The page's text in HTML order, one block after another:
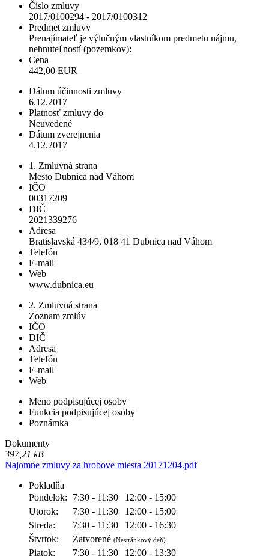
Číslo zmluvy
2017/0100294 - 2017/0100312
Predmet zmluvy
Prenajímateľ je výlučným vlastníkom predmetu nájmu,
nehnuteľností (pozemkov):
Cena
442,00 EUR
Dátum účinnosti zmluvy
6.12.2017
Platnosť zmluvy do
Neuvedené
Dátum zverejnenia
4.12.2017
1. Zmluvná strana
Mesto Dubnica nad Váhom
IČO
00317209
DIČ
2021339276
Adresa
Bratislavská 434/9, 018 41 Dubnica nad Váhom
Telefón
E-mail
Web
www.dubnica.eu
2. Zmluvná strana
Zoznam zmlúv
IČO
DIČ
Adresa
Telefón
E-mail
Web
Meno podpisujúcej osoby
Funkcia podpisujúcej osoby
Poznámka
Dokumenty
397,21 kB
Najomne zmluvy za hrobove miesta 20171204.pdf
Pokladňa
Pondelok:
7:30 - 11:30
12:00 - 15:00
Utorok:
7:30 - 11:30
12:00 - 15:00
Streda:
7:30 - 11:30
12:00 - 16:30
Štvrtok:
Zatvorené (Nestránkový deň)
Piatok: 7:30 - 11:30 12:00 - 13:30